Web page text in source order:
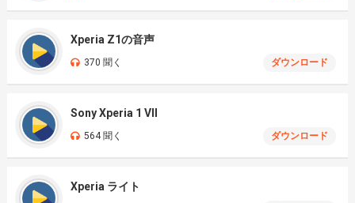
Xperia Z1の音声
370 聞く ダウンロード
Sony Xperia 1 VII
564 聞く ダウンロード
Xperia ライト